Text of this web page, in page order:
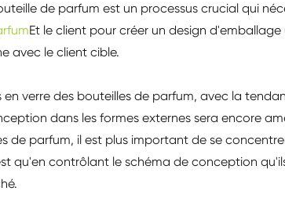
de parfum est un processus crucial qui
Et le client pour créer un design
avec le client cible.
en verre des bouteilles de parfum, avec la
dans les formes externes sera encore
de parfum, il est plus important de se
qu'en contrôlant le schéma de conception